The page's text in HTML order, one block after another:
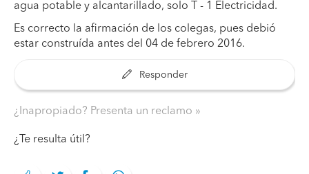
agua potable y alcantarillado, solo T - 1 Electricidad.
Es correcto la afirmación de los colegas, pues debió
estar construída antes del 04 de febrero 2016.
Responder
¿Inapropiado? Presenta un reclamo
¿Te resulta útil?